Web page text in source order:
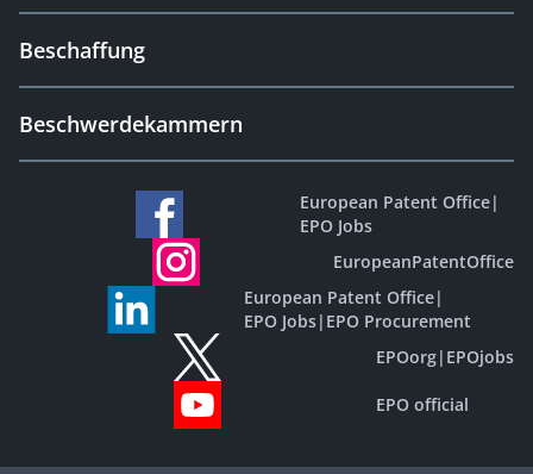
Beschaffung
Beschwerdekammern
European Patent Office|
EPO Jobs
EuropeanPatentOffice
European Patent Office|
EPO Jobs| EPO Procurement
EPOorg| EPOjobs
EPO official